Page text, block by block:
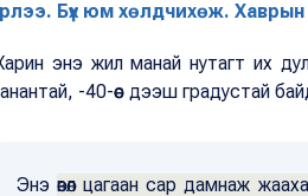
Бүх юм хөлдчихөж. Хаврын
энэ жил манай нутагт их
-40-өөс дээш градустай
Энэөвөл цагаан сар дамнаж